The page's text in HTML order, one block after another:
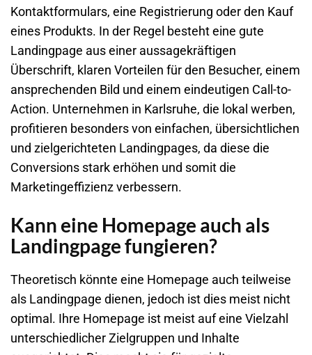
Kontaktformulars, eine Registrierung oder den Kauf
eines Produkts. In der Regel besteht eine gute
Landingpage aus einer aussagekräftigen
Überschrift, klaren Vorteilen für den Besucher, einem
ansprechenden Bild und einem eindeutigen Call-to-
Action. Unternehmen in Karlsruhe, die lokal werben,
profitieren besonders von einfachen, übersichtlichen
und zielgerichteten Landingpages, da diese die
Conversions stark erhöhen und somit die
Marketingeffizienz verbessern.
Kann eine Homepage auch als
Landingpage fungieren?
Theoretisch könnte eine Homepage auch teilweise
als Landingpage dienen, jedoch ist dies meist nicht
optimal. Ihre Homepage ist meist auf eine Vielzahl
unterschiedlicher Zielgruppen und Inhalte